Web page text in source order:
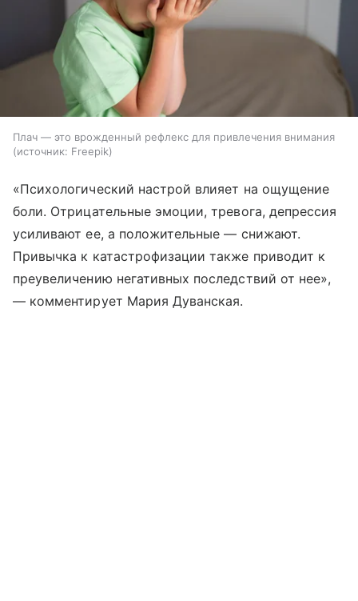
Плач — это врожденный рефлекс для привлечения внимания
источник: Freepik
«Психологический настрой влияет на ощущение
боли. Отрицательные эмоции, тревога, депрессия
усиливают ее, а положительные — снижают.
Привычка к катастрофизации также приводит к
преувеличению негативных последствий от нее»,
— комментирует Мария Дуванская.